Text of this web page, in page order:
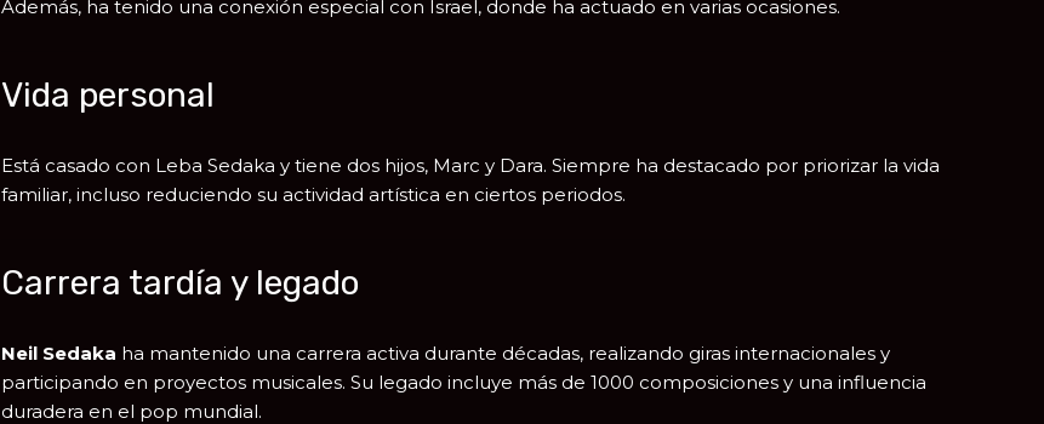
Además, ha tenido una conexión especial con Israel, donde ha actuado en varias ocasiones.
Vida personal
Está casado con Leba Sedaka y tiene dos hijos, Marc y Dara. Siempre ha destacado por priorizar la vida
familiar, incluso reduciendo su actividad artística en ciertos periodos.
Carrera tardía y legado
Neil Sedaka ha mantenido una carrera activa durante décadas, realizando giras internacionales y
participando en proyectos musicales. Su legado incluye más de 1000 composiciones y una influencia
duradera en el pop mundial.